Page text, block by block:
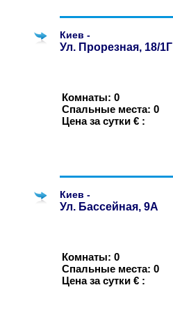
Киев -
Ул. Прорезная, 18/1Г
Комнаты: 0
Спальные места: 0
Цена за сутки € :
Киев -
Ул. Бассейная, 9А
Комнаты: 0
Спальные места: 0
Цена за сутки € :